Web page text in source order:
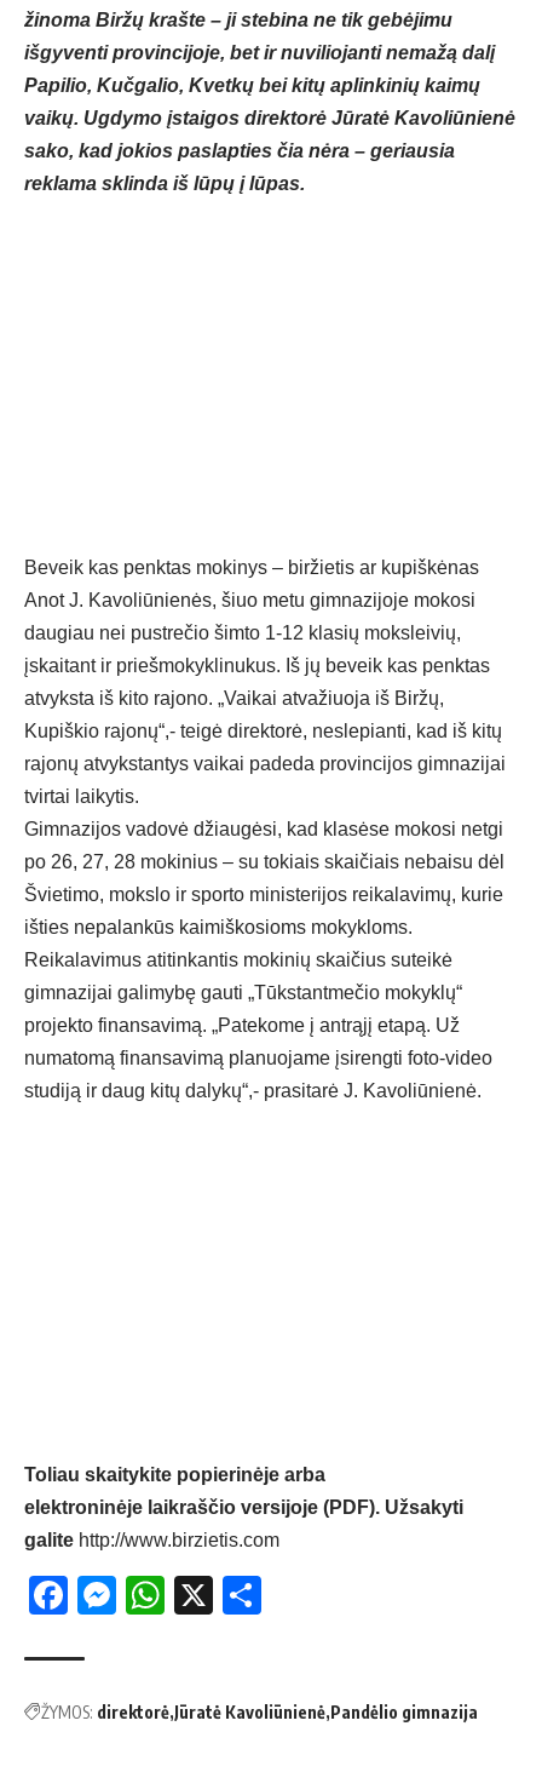
žinoma Biržų krašte – ji stebina ne tik gebėjimu
išgyventi provincijoje, bet ir nuviliojanti nemažą dalį
Papilio, Kučgalio, Kvetkų bei kitų aplinkinių kaimų
vaikų. Ugdymo įstaigos direktorė Jūratė Kavoliūnienė
sako, kad jokios paslapties čia nėra – geriausia
reklama sklinda iš lūpų į lūpas.
Beveik kas penktas mokinys – biržietis ar kupiškėnas
Anot J. Kavoliūnienės, šiuo metu gimnazijoje mokosi
daugiau nei pustrečio šimto 1-12 klasių moksleivių,
įskaitant ir priešmokyklinukus. Iš jų beveik kas penktas
atvyksta iš kito rajono. „Vaikai atvažiuoja iš Biržų,
Kupiškio rajonų“,- teigė direktorė, neslepianti, kad iš kitų
rajonų atvykstantys vaikai padeda provincijos gimnazijai
tvirtai laikytis.
Gimnazijos vadovė džiaugėsi, kad klasėse mokosi netgi
po 26, 27, 28 mokinius – su tokiais skaičiais nebaisu dėl
Švietimo, mokslo ir sporto ministerijos reikalavimų, kurie
išties nepalankūs kaimiškosioms mokykloms.
Reikalavimus atitinkantis mokinių skaičius suteikė
gimnazijai galimybę gauti „Tūkstantmečio mokyklų“
projekto finansavimą. „Patekome į antrąjį etapą. Už
numatomą finansavimą planuojame įsirengti foto-video
studiją ir daug kitų dalykų“,- prasitarė J. Kavoliūnienė.
Toliau skaitykite popierinėje arba
elektroninėje laikraščio versijoje (PDF). Užsakyti
galite http://www.birzietis.com
Facebook
Messenger
WhatsApp
X
ŽYMOS: direktorė Jūratė Kavoliūnienė Pandėlio gimnazija